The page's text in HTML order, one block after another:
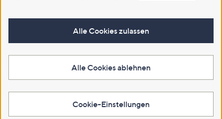
Alle Cookies zulassen
Alle Cookies ablehnen
Cookie-Einstellungen